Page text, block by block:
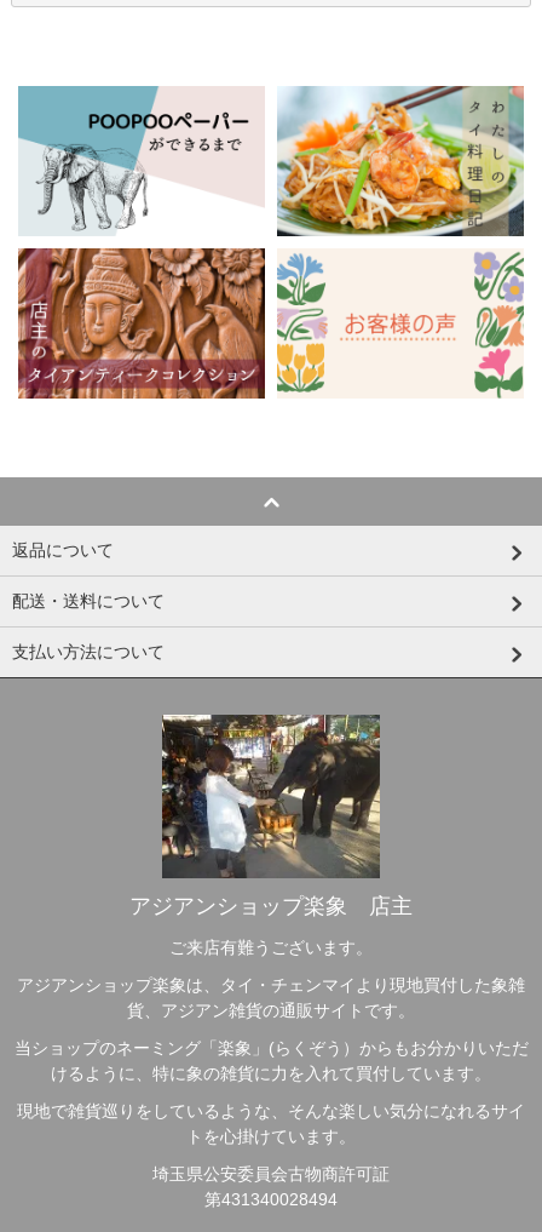
返品について
配送・送料について
支払い方法について
アジアンショップ楽象 店主
ご来店有難うございます。
アジアンショップ楽象は、タイ・チェンマイより現地買付した象雑
貨、アジアン雑貨の通販サイトです。
当ショップのネーミング「楽象」(らくぞう）からもお分かりいただ
けるように、特に象の雑貨に力を入れて買付しています。
現地で雑貨巡りをしているような、そんな楽しい気分になれるサイ
トを心掛けています。
埼玉県公安委員会古物商許可証
第431340028494